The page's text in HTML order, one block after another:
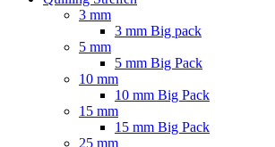
3 mm
3 mm Big pack
5 mm
5 mm Big Pack
10 mm
10 mm Big Pack
15 mm
15 mm Big Pack
25 mm